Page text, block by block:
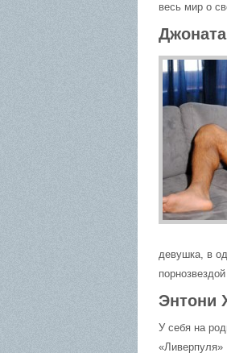
весь мир о
девушка, в
Энтони
У себя на
«Ливерпуля»